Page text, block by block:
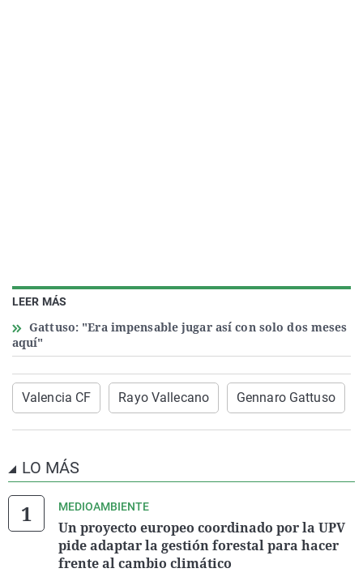
LEER MÁS
Gattuso: "Era impensable jugar así con solo dos meses
aquí"
Valencia CF Rayo Vallecano Gennaro Gattuso
LO MÁS
MEDIOAMBIENTE
Un proyecto europeo coordinado por la UPV
pide adaptar la gestión forestal para hacer
frente al cambio climático